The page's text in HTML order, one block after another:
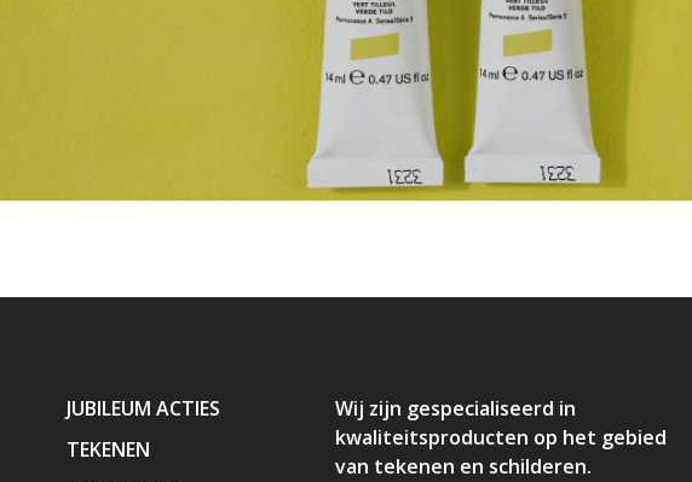
JUBILEUM ACTIES
TEKENEN
Wij zijn gespecialiseerd in
kwaliteitsproducten op het gebied
van tekenen en schilderen.